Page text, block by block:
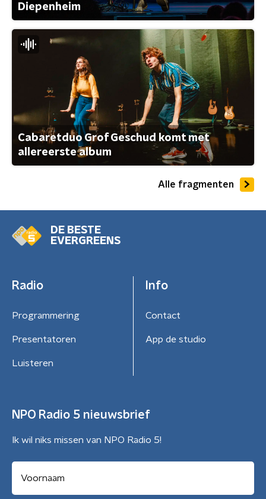
Diepenheim
Cabaretduo Grof Geschud komt met
allereerste album
Alle fragmenten
DE BESTE
EVERGREENS
Radio
Programmering
Presentatoren
Luisteren
Info
Contact
App de studio
NPO Radio 5 nieuwsbrief
Ik wil niks missen van NPO Radio 5!